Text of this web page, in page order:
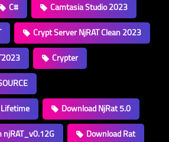
C#
Camtasia Studio 2023
Crypt Server NjRAT Clean 2023
Crypter
Download NjRat 5.0
njRAT_v0.12G
Download Rat